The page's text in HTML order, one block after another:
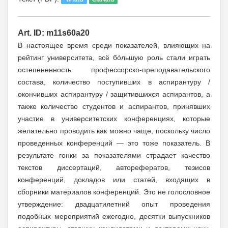
Art. ID: m11s60a20
В настоящее время среди показателей, влияющих на
рейтинг университета, всё бóльшую роль стали играть
остепененность профессорско-преподавательского
состава, количество поступивших в аспирантуру /
окончивших аспирантуру / защитившихся аспирантов, а
также количество студентов и аспирантов, принявших
участие в университетских конференциях, которые
желательно проводить как можно чаще, поскольку число
проведенных конференций — это тоже показатель. В
результате гонки за показателями страдает качество
текстов диссертаций, авторефератов, тезисов
конференций, докладов или статей, входящих в
сборники материалов конференций. Это не голословное
утверждение: двадцатилетний опыт проведения
подобных мероприятий ежегодно, десятки выпускников